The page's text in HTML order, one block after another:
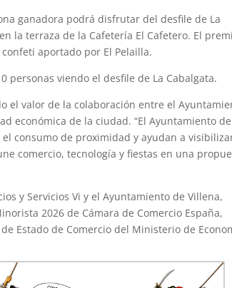
ganadora podrá disfrutar del desfile de La
la terraza de la Cafetería El Cafetero. El
aportado por El Pelailla.
viendo el desfile de La Cabalgata.
el valor de la colaboración entre el
económica de la ciudad. “El Ayuntamiento de
consumo de proximidad y ayudan a
comercio, tecnología y fiestas en una
y Servicios Vi y el Ayuntamiento de Villena,
2026 de Cámara de Comercio España,
Estado de Comercio del Ministerio de